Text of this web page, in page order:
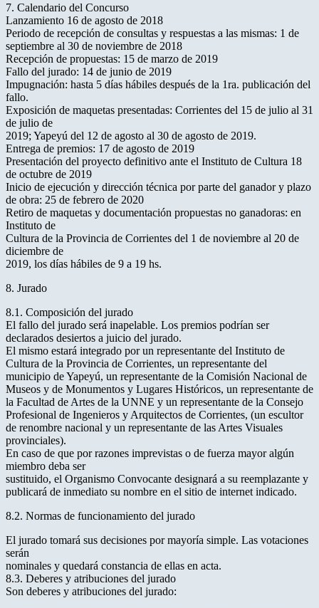
7. Calendario del Concurso
Lanzamiento 16 de agosto de 2018
Periodo de recepción de consultas y respuestas a las mismas: 1 de
septiembre al 30 de noviembre de 2018
Recepción de propuestas: 15 de marzo de 2019
Fallo del jurado: 14 de junio de 2019
Impugnación: hasta 5 días hábiles después de la 1ra. publicación del
fallo.
Exposición de maquetas presentadas: Corrientes del 15 de julio al 31
de julio de
2019; Yapeyú del 12 de agosto al 30 de agosto de 2019.
Entrega de premios: 17 de agosto de 2019
Presentación del proyecto definitivo ante el Instituto de Cultura 18
de octubre de 2019
Inicio de ejecución y dirección técnica por parte del ganador y plazo
de obra: 25 de febrero de 2020
Retiro de maquetas y documentación propuestas no ganadoras: en
Instituto de
Cultura de la Provincia de Corrientes del 1 de noviembre al 20 de
diciembre de
2019, los días hábiles de 9 a 19 hs.
8. Jurado
8.1. Composición del jurado
El fallo del jurado será inapelable. Los premios podrían ser
declarados desiertos a juicio del jurado.
El mismo estará integrado por un representante del Instituto de
Cultura de la Provincia de Corrientes, un representante del
municipio de Yapeyú, un representante de la Comisión Nacional de
Museos y de Monumentos y Lugares Históricos, un representante de
la Facultad de Artes de la UNNE y un representante de la Consejo
Profesional de Ingenieros y Arquitectos de Corrientes, (un escultor
de renombre nacional y un representante de las Artes Visuales
provinciales).
En caso de que por razones imprevistas o de fuerza mayor algún
miembro deba ser
sustituido, el Organismo Convocante designará a su reemplazante y
publicará de inmediato su nombre en el sitio de internet indicado.
8.2. Normas de funcionamiento del jurado
El jurado tomará sus decisiones por mayoría simple. Las votaciones
serán
nominales y quedará constancia de ellas en acta.
8.3. Deberes y atribuciones del jurado
Son deberes y atribuciones del jurado: